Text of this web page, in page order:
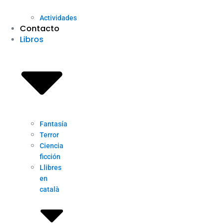
Actividades
Contacto
Libros
Fantasía
Terror
Ciencia
ficción
Llibres
en
català